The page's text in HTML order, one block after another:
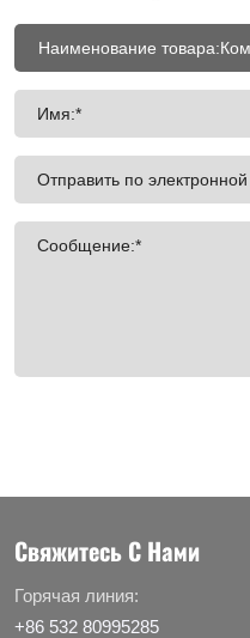
Имя:*
Отправить по
Сообщение:*
Свяжитесь С Нами
Горячая линия:
+86 532 80995285